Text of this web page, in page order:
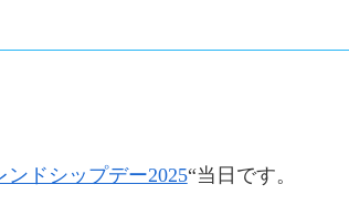
ドシップデー2025“当日です。